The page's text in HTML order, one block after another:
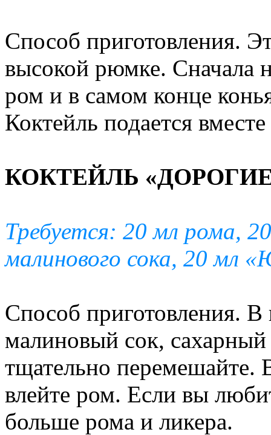
Способ приготовления.
высокой рюмке. Сначала
ром и в самом конце
Коктейль подается
КОКТЕЙЛЬ
Требуется: 20 мл рома,
малинового сока, 20 мл
Способ приготовления.
малиновый сок,
тщательно перемешайте.
влейте ром. Если вы
больше рома и ликера.